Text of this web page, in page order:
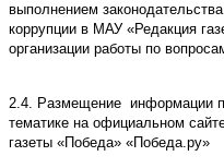
выполнением
коррупции в МАУ «Редакция
организации работы по
2.4. Размещение информации
тематике на официальном
газеты «Победа» «Победа.ру»